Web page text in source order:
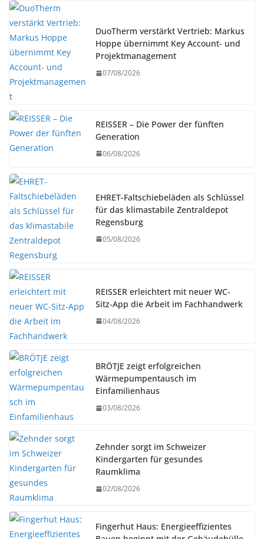
DuoTherm verstärkt Vertrieb: Markus
Hoppe übernimmt Key Account- und
Projektmanagement
07/08/2026
REISSER – Die Power der fünften
Generation
06/08/2026
EHRET-Faltschiebeläden als Schlüssel
für das klimastabile Zentraldepot
Regensburg
05/08/2026
REISSER erleichtert mit neuer WC-
Sitz-App die Arbeit im Fachhandwerk
04/08/2026
BRÖTJE zeigt erfolgreichen
Wärmepumpentausch im
Einfamilienhaus
03/08/2026
Zehnder sorgt im Schweizer
Kindergarten für gesundes
Raumklima
02/08/2026
Fingerhut Haus: Energieeffizientes